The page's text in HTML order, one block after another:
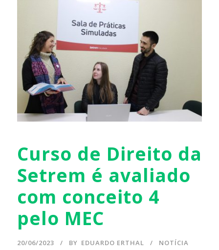
Curso de Direito da
Setrem é avaliado
com conceito 4
pelo MEC
20/06/2023 BY EDUARDO ERTHAL NOTÍCIA